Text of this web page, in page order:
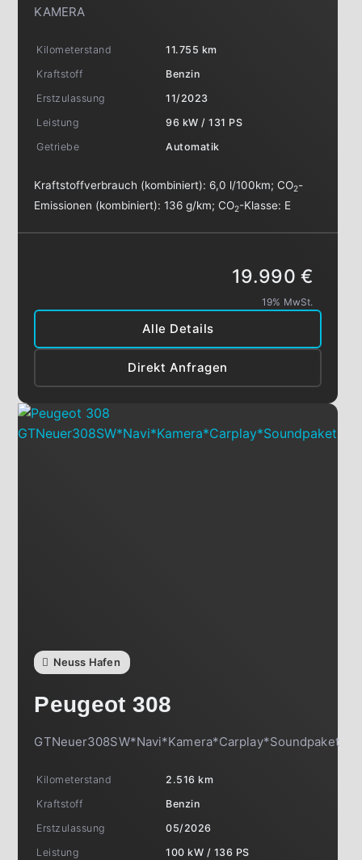
KAMERA
Kilometerstand
11.755 km
Kraftstoff
Benzin
Erstzulassung
11/2023
Leistung
96 kW / 131 PS
Getriebe
Automatik
Kraftstoffverbrauch (kombiniert): 6,0 l/100km;CO2-
Emissionen (kombiniert):136 g/km;CO2-Klasse: E
Alle Details
Direkt Anfragen
19.990 €
19% MwSt.
Neuss Hafen
Peugeot 308
GTNeuer308SW*Navi*Kamera*Carplay*Soundpaket
Kilometerstand
2.516 km
Kraftstoff
Benzin
Erstzulassung
05/2026
Leistung
100 kW / 136 PS